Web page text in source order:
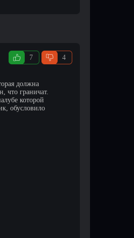
7 4
должна
что граничат.
которой
обусловило